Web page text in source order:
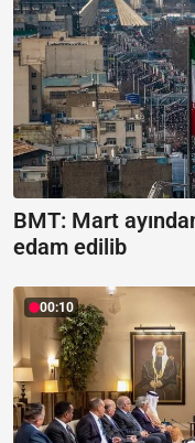
BMT: Mart
edam edilib
00:10